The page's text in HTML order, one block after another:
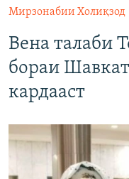
Мирзонабии Холиқзод
Вена талаби
бораи
кардааст